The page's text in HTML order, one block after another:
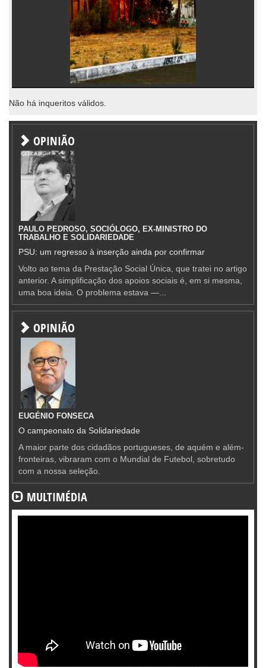
Não há inqueritos válidos.
OPINIÃO
PAULO PEDROSO, SOCIÓLOGO, EX-MINISTRO DO
TRABALHO E SOLIDARIEDADE
PSU: um regresso à inserção ainda por confirmar
Volto ao tema da Prestação Social Única, que tratei no artigo
anterior. A simplificação dos apoios sociais é, em si mesma,
uma boa ideia. O problema estava —...
OPINIÃO
EUGÉNIO FONSECA
O campeonato da Solidariedade
A maior parte dos cidadãos portugueses, de aquém e além-
fronteiras, vibraram com o Mundial de Futebol, sobretudo
com a nossa seleção.
MULTIMÉDIA